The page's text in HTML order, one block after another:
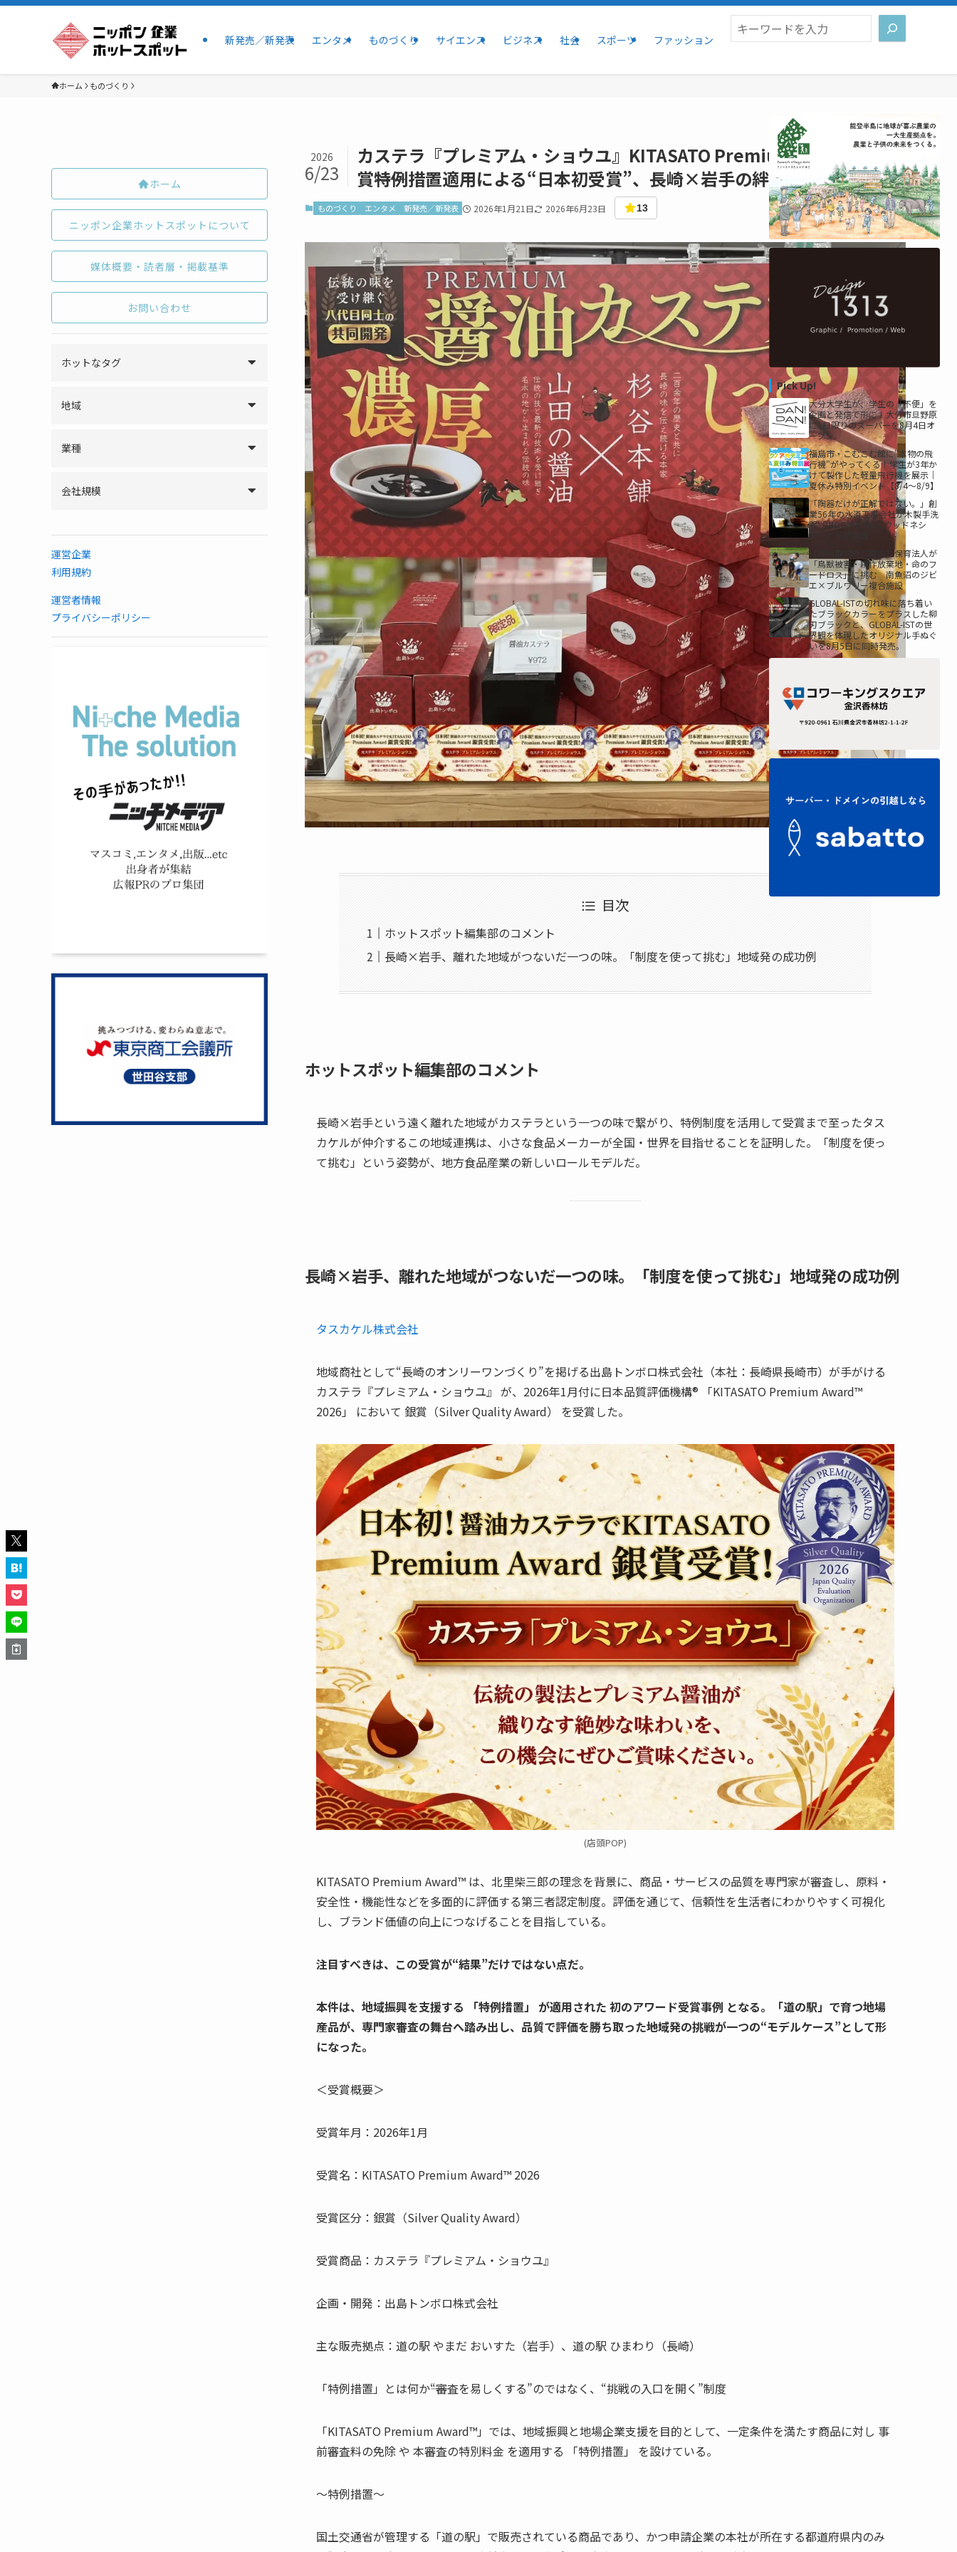
新発売／新発表 エンタメ ものづくり サイエンス ビジネス 社会 スポーツ ファッション
検索
ホーム ものづくり
Pick Up!
大分大学生が、学生の「不便」を
企画と発信で形に！大分市旦野原
に1日限りのスーパーを8月4日オ
ープン。
福島市・こむこむ館に"本物の飛
行機"がやってくる！学生が3年か
けて製作した軽量飛行機を展示｜
夏休み特別イベント【8/4〜8/9】
「陶器だけが正解ではない。」創
業56年の水道工事会社が木製手洗
器「WOODNESIA（ウッドネシ
【現地取材のご案内】保育法人が
「鳥獣被害・耕作放棄地・命のフ
ードロス」に挑む 南魚沼のジビ
エ×ブルワリー複合施設
GLOBAL-ISTの切れ味に落ち着い
たブラックカラーをプラスした柳
刃ブラックと、GLOBAL-ISTの世
界観を体現したオリジナル手ぬぐ
いを8月5日に同時発売。
カステラ『プレミアム・ショウユ』KITASATO Premium Award™で銀
賞――特例措置適用による“日本初受賞”、長崎×岩手の絆が結実
2026
6/23
ものづくり エンタメ 新発売／新発表 2026年1月21日 2026年6月23日 13
目次
ホットスポット編集部のコメント
長崎×岩手、離れた地域がつないだ一つの味。「制度を使って挑む」地域発の成功例
ホットスポット編集部のコメント
長崎×岩手という遠く離れた地域がカステラという一つの味で繋がり、特例制度を活用して受賞まで至ったタス
カケルが仲介するこの地域連携は、小さな食品メーカーが全国・世界を目指せることを証明した。「制度を使っ
て挑む」という姿勢が、地方食品産業の新しいロールモデルだ。
長崎×岩手、離れた地域がつないだ一つの味。「制度を使って挑む」地域発の成功例
タスカケル株式会社
地域商社として“長崎のオンリーワンづくり”を掲げる出島トンボロ株式会社（本社：長崎県長崎市）が手がける
カステラ『プレミアム・ショウユ』 が、2026年1月付に日本品質評価機構® 「KITASATO Premium Award™
2026」 において 銀賞（Silver Quality Award） を受賞した。
(店頭POP)
KITASATO Premium Award™ は、北里柴三郎の理念を背景に、商品・サービスの品質を専門家が審査し、原料・
安全性・機能性などを多面的に評価する第三者認定制度。評価を通じて、信頼性を生活者にわかりやすく可視化
し、ブランド価値の向上につなげることを目指している。
注目すべきは、この受賞が“結果”だけではない点だ。
本件は、地域振興を支援する 「特例措置」 が適用された 初のアワード受賞事例 となる。「道の駅」で育つ地場
産品が、専門家審査の舞台へ踏み出し、品質で評価を勝ち取った――地域発の挑戦が一つの“モデルケース”として形
になった。
＜受賞概要＞
受賞年月：2026年1月
受賞名：KITASATO Premium Award™ 2026
受賞区分：銀賞（Silver Quality Award）
受賞商品：カステラ『プレミアム・ショウユ』
企画・開発：出島トンボロ株式会社
主な販売拠点：道の駅 やまだ おいすた（岩手）、道の駅 ひまわり（長崎）
「特例措置」とは何か――“審査を易しくする”のではなく、“挑戦の入口を開く”制度
「KITASATO Premium Award™」では、地域振興と地場企業支援を目的として、一定条件を満たす商品に対し 事
前審査料の免除 や 本審査の特別料金 を適用する 「特例措置」 を設けている。
～特例措置～
国土交通省が管理する「道の駅」で販売されている商品であり、かつ申請企業の本社が所在する都道府県内のみ
ホーム
ニッポン企業ホットスポットについて
媒体概要・読者層・掲載基準
お問い合わせ
ホットなタグ
地域
業種
会社規模
運営企業
利用規約
運営者情報
プライバシーポリシー